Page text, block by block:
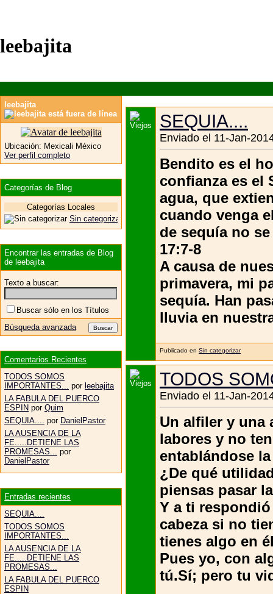
leebajita
SEQUIA....
Enviado el 11-Jan-
Bendito es el
confianza es el
agua, que
cuando venga
de sequía no
17:7-8
A causa de
primavera, mi
sequía. Han
lluvia en
Publicado en Sin categorizar
TODOS
Enviado el 11-Jan-
Un alfiler y una
labores y no
entablándose
¿De qué
piensas pasar
Y a ti
cabeza si no
tienes algo en
Pues yo, con
tú.Sí; pero tu
leebajita
Ubicación: Mexicali México
Ver perfil completo
Categorías de Blog
Categorías Locales
Sin categorizar
Encontrar las entradas de Blog
de leebajita
Texto a buscar:
Buscar sólo en los Títulos
Búsqueda avanzada
Comentarios Recientes
TODOS SOMOS
IMPORTANTES...
por leebajita
LA FABULA DEL PUERCO
ESPIN por Quim
SEQUIA....
por DanielPastor
LA AUSENCIA DE LA
FE.....DETIENE LAS
PROMESAS...
por
DanielPastor
Entradas recientes
SEQUIA....
TODOS SOMOS
IMPORTANTES...
LA AUSENCIA DE LA
FE.....DETIENE LAS
PROMESAS...
LA FABULA DEL PUERCO
ESPIN